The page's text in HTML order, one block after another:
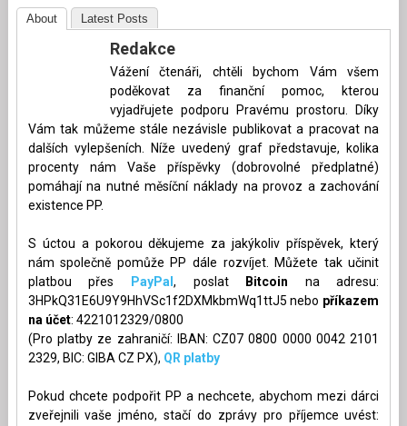
About Latest Posts
Redakce
Vážení čtenáři, chtěli bychom Vám všem
poděkovat za finanční pomoc, kterou
vyjadřujete podporu Pravému prostoru. Díky
Vám tak můžeme stále nezávisle publikovat a pracovat na
dalších vylepšeních. Níže uvedený graf představuje, kolika
procenty nám Vaše příspěvky (dobrovolné předplatné)
pomáhají na nutné měsíční náklady na provoz a zachování
existence PP.
S úctou a pokorou děkujeme za jakýkoliv příspěvek, který
nám společně pomůže PP dále rozvíjet. Můžete tak učinit
platbou přes
PayPal , poslat Bitcoin na adresu:
3HPkQ31E6U9Y9HhVSc1f2DXMkbmWq1ttJ5 nebo příkazem
na účet: 4221012329/0800
(Pro platby ze zahraničí: IBAN: CZ07 0800 0000 0042 2101
2329, BIC: GIBA CZ PX), QR platby
Pokud chcete podpořit PP a nechcete, abychom mezi dárci
zveřejnili vaše jméno, stačí do zprávy pro příjemce uvést: